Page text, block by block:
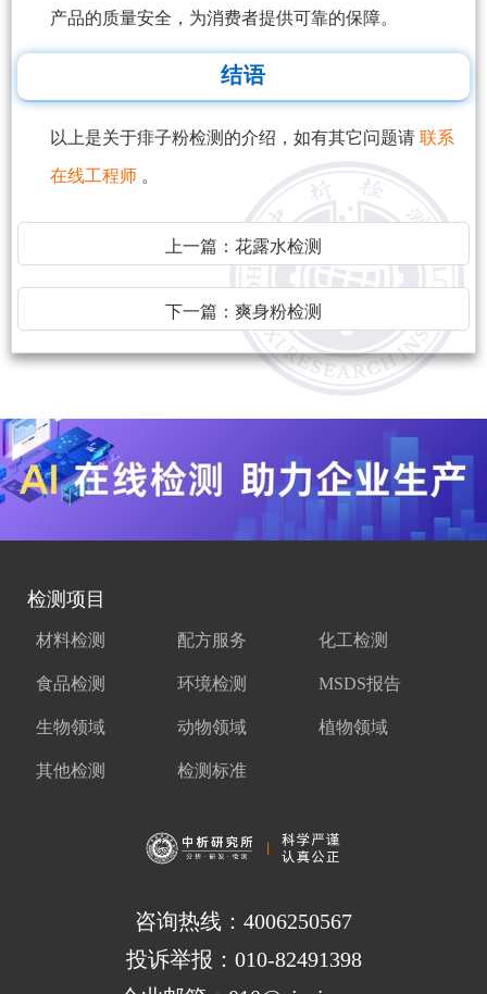
产品的质量安全，为消费者提供可靠的保障。
结语
以上是关于痱子粉检测的介绍，如有其它问题请 联系
在线工程师 。
上一篇： 花露水检测
下一篇： 爽身粉检测
检测项目
材料检测 配方服务 化工检测
食品检测 环境检测 MSDS报告
生物领域 动物领域 植物领域
其他检测 检测标准
咨询热线：4006250567
投诉举报：010-82491398